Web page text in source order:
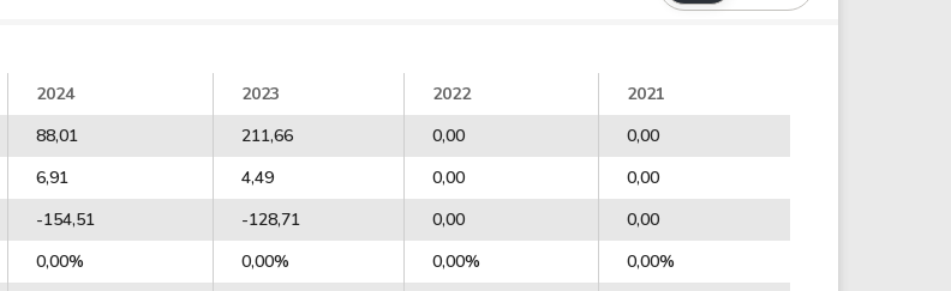
2024 2023 2022
2021
88,01 211,66 0,00
0,00
6,91 4,49 0,00
0,00
-154,51 -128,71 0,00
0,00
0,00% 0,00% 0,00%
0,00%